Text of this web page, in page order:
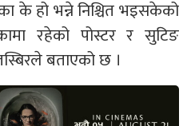
के हो भन्ने निश्चित भइसकेको
रहेको पोस्टर र सुटिङ
बताएको छ ।